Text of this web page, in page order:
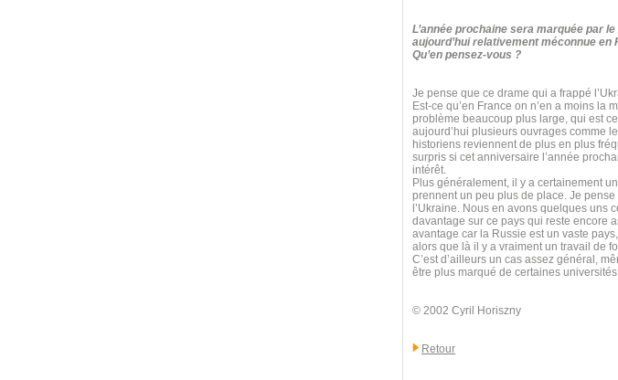
L’année prochaine sera marquée par
aujourd’hui relativement méconnue
Qu’en pensez-vous ?
Je pense que ce drame qui a frappé
Est-ce qu’en France on n’en a moins la
problème beaucoup plus large, qui est
aujourd’hui plusieurs ouvrages comme
historiens reviennent de plus en plus
surpris si cet anniversaire l’année
intérêt.
Plus généralement, il y a certainement
prennent un peu plus de place. Je pense
l’Ukraine. Nous en avons quelques uns
davantage sur ce pays qui reste encore
avantage car la Russie est un vaste
alors que là il y a vraiment un travail de
C’est d’ailleurs un cas assez général,
être plus marqué de certaines
© 2002 Cyril Horiszny
Retour